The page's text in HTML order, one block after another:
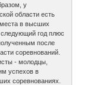
у
области есть
в высших
следующий год плюс
после
соревнований.
- молодцы,
успехов в
соревнованиях.